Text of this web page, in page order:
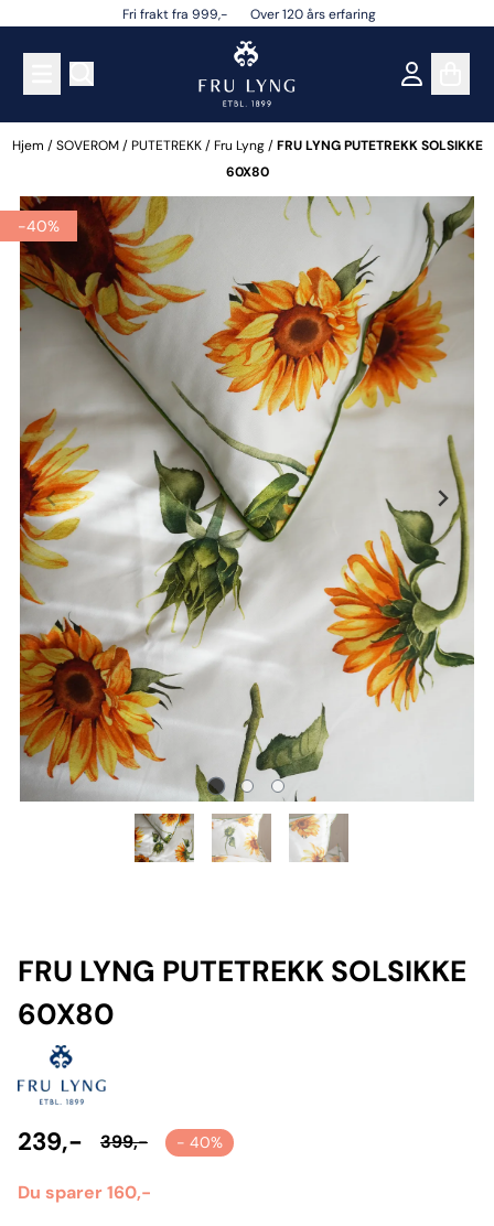
Hopp til innholdFri frakt fra 999,- Over 120 års erfaring
Hjem /SOVEROM/PUTETREKK/Fru Lyng/FRU LYNG PUTETREKK SOLSIKKE
60X80
-40%
FRU LYNG PUTETREKK SOLSIKKE
60X80
239,- 399,- - 40%
Du sparer 160,-